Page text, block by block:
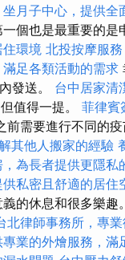
坐月子中心，提供全
個也是最重要的
環境 北投按摩服務
足各類活動的需求
發送。 台中居家清
值得一提。 菲律賓
需要進行不同的疫
其他人搬家的經驗
為長者提供更隱私
私密且舒適的居住
的休息和很多樂
北律師事務所，專
專業的外燴服務，滿